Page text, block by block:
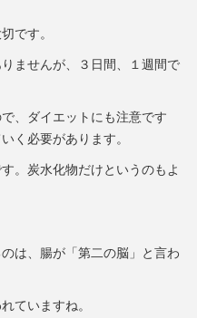
です。
ませんが、３日間、１週間で
、ダイエットにも注意です
く必要があります。
。炭水化物だけというのもよ
は、腸が「第二の脳」と言わ
ていますね。